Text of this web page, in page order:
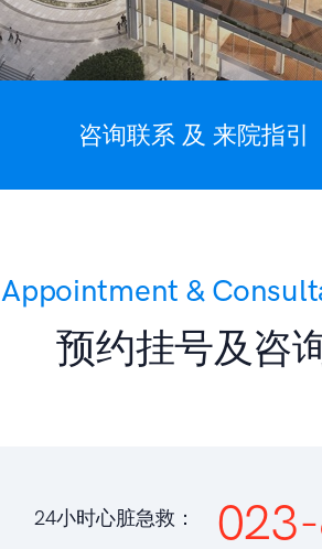
咨询联系 及 来院指引
Appointment &
预约挂号及咨
24小时心脏急救：